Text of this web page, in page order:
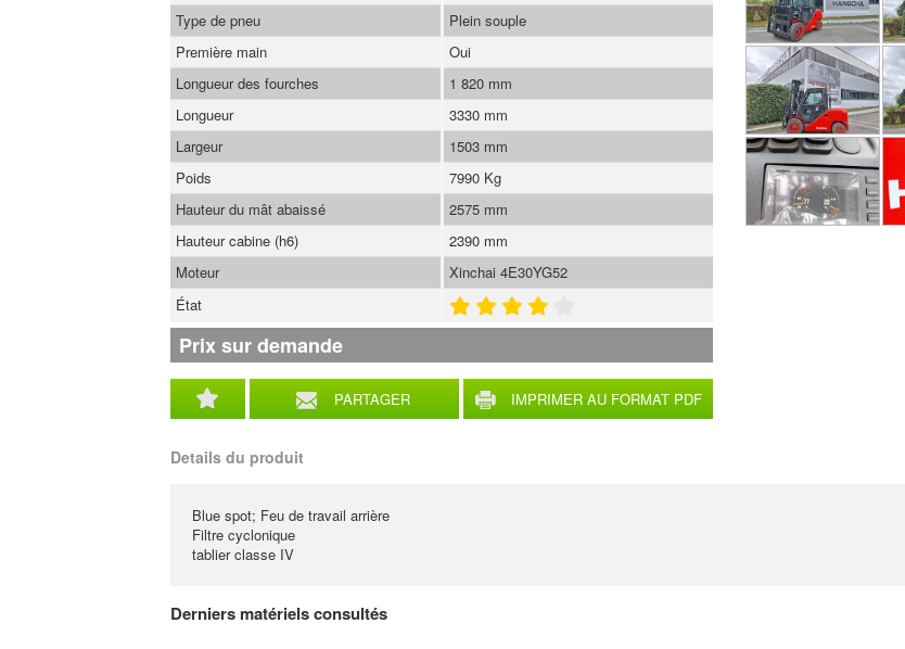
PARTAGER IMPRIMER AU FORMAT PDF
Type de pneu
Plein souple
Première main
Oui
Longueur des fourches
1 820 mm
Longueur
3330 mm
Largeur
1503 mm
Poids
7990 Kg
Hauteur du mât abaissé
2575 mm
Hauteur cabine (h6)
2390 mm
Moteur
Xinchai 4E30YG52
État
Prix sur demande
Details du produit
Blue spot; Feu de travail arrière
Filtre cyclonique
tablier classe IV
Derniers matériels consultés